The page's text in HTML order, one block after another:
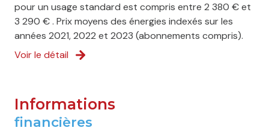
pour un usage standard est compris entre 2 380 € et
3 290 € . Prix moyens des énergies indexés sur les
années 2021, 2022 et 2023 (abonnements compris).
Voir le détail
Informations
financières